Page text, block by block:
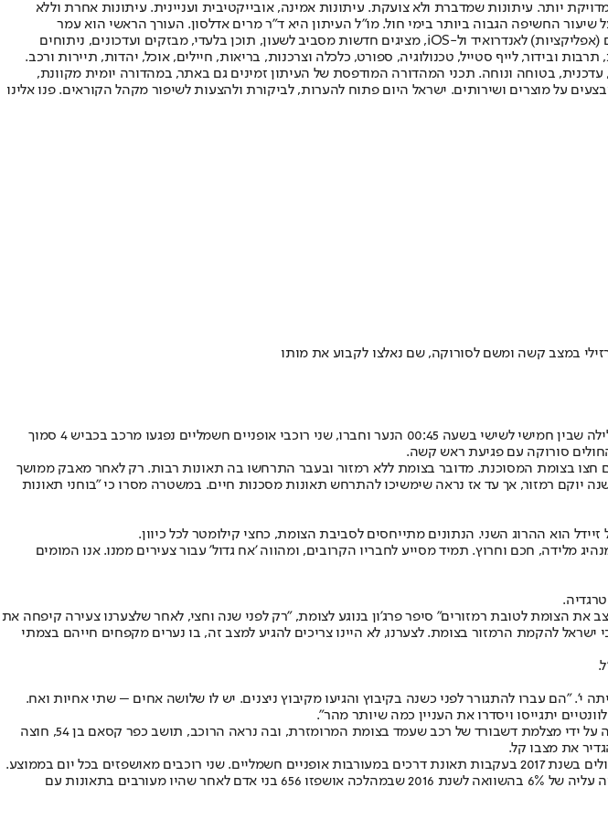
יותר. עיתונות שמדברת ולא צועקת. עיתונות אמינה, אובייקטיבית ועניינית. עיתונות אחרת וללא
וב-2010 הפך "ישראל היום" לעיתון הישראלי בעל שיעור החשיפה הגבוה ביותר בימי חול. מו"ל העיתון היא ד"ר מרים אדלסון. העורך הראשי הוא עמר
לחמנוביץ, והעורך המייסד הוא עמוס רגב. אתרי האינטרנט של "ישראל היום" בעברית ובאנגלית, כמו כן היישומונים (אפליקציות) לאנדרואיד ול-iOS, מציגים חדשות מסביב לשעון, תוכן בלעדי, מבזקים ועדכונים, ניתוחים
ובידור, לייף סטייל, טכנולוגיה, ספורט, כלכלה וצרכנות, בריאות, חיילים, אוכל, יהדות, תיירות ורכב.
עדכנית, בטוחה ונוחה. תכני המהדורה המודפסת של העיתון זמינים גם באתר, במהדורה יומית מקוונת,
על מוצרים ושירותים. ישראל היום פתוח להערות, לביקורת ולהצעות לשיפור מקהל הקוראים. פנו אלינו
במצב קשה ומשם לסורוקה, שם נאלצו לקבוע את מותו
בלילה שבין חמישי לשישי בשעה 00:45 הנער וחברו, שני רוכבי אופניים חשמליים נפגעו מרכב בכביש 4 סמוך
סורוקה עם פגיעת ראש קשה.
חצו בצומת המסוכנת. מדובר בצומת ללא רמזור ובעבר התרחשו בה תאונות רבות. רק לאחר מאבק ממושך
יוקם רמזור, אך עד אז נראה שימשיכו להתרחש תאונות מסכנות חיים. במשטרה מסרו כי "בוחני תאונות
מלידה, חכם וחרוץ. תמיד מסייע לחבריו הקרובים, ומהווה 'אח גדול' עבור צעירים ממנו. אנו המומים
לטובת רמזורים" סיפר פרג'ון בנוגע לצומת, "רק לפני שנה וחצי, לאחר שלצערנו צעירה קיפחה את
להקמת הרמזור בצומת. לצערנו, לא היינו צריכים להגיע למצב זה, בו נערים מקפחים חייהם בצמתי
י'. "הם עברו להתגורר לפני כשנה בקיבוץ והגיעו מקיבוץ ניצנים. יש לו שלושה אחים – שתי אחיות ואח.
יתגייסו ויסדרו את העניין כמה שיותר מהר".
רק בחודש שעבר רוכב אופניים חשמליים נפצע באורח בינוני מפגיעת אוטובוס בקריית אונו. התאונה הקשה תועדה על ידי מצלמת דשבורד של רכב שעמד בצומת המרומזרת, ובה נראה הרוכב, תושב כפר קסאם בן 54, חוצה
את מצבו קל.
מנתוני עמותת "אור ירוק" עולה כי 14 רוכבי אופניים חשמליים נהרגו מתחילת 2018. 697 בני אדם אושפזו בבתי החולים בשנת 2017 בעקבות תאונת דרכים במעורבות אופניים חשמליים. שני רוכבים מאושפזים בכל יום בממוצע.
מהנתונים עולה כי מספר המאושפזים בתאונות אופניים חשמליים ממשיך ועולה מדי שנה, כאשר בשנת 2017 נרשמה עליה של 6% בהשוואה לשנת 2016 שבמהלכה אושפזו 656 בני אדם לאחר שהיו מעורבים בתאונות עם